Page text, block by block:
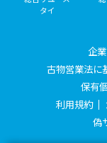
タイ
企
古物営業法に
保有
利用規約
偽